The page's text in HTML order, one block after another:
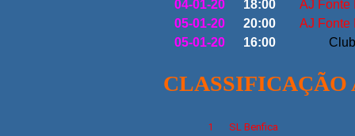
04-01-20
18:00
AJ Fonte
05-01-20
20:00
AJ Fonte
05-01-20
16:00
CLASSIFICAÇÃO
1 SL Benfica